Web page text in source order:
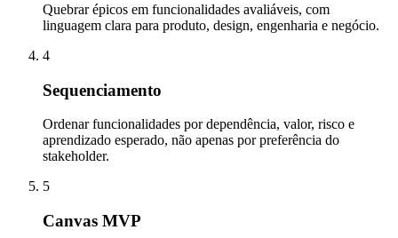
Quebrar épicos em funcionalidades avaliáveis, com
linguagem clara para produto, design, engenharia e negócio.
4
Sequenciamento
Ordenar funcionalidades por dependência, valor, risco e
aprendizado esperado, não apenas por preferência do
stakeholder.
5
Canvas MVP